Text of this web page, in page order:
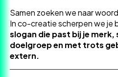
Samen zoeken we naar
In co-creatie scherpen we je
slogan die past bij je
doelgroep en met trots
extern.